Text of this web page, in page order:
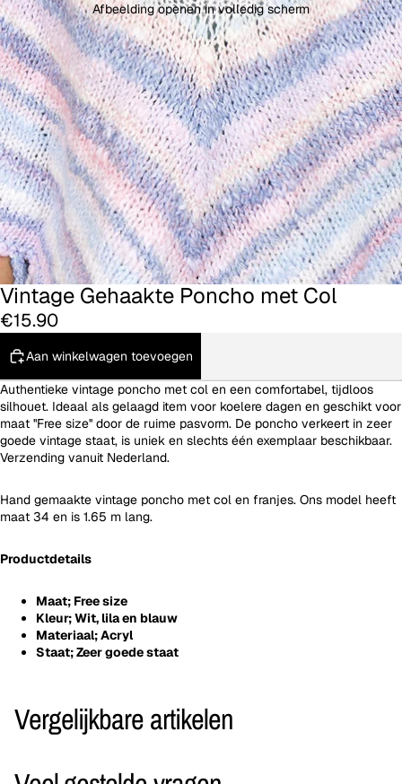
Afbeelding openen in volledig scherm
Vintage Gehaakte Poncho met Col
€15.90
Aan winkelwagen toevoegen
Authentieke vintage poncho met col en een comfortabel, tijdloos
silhouet. Ideaal als gelaagd item voor koelere dagen en geschikt voor
maat ''Free size'' door de ruime pasvorm. De poncho verkeert in zeer
goede vintage staat, is uniek en slechts één exemplaar beschikbaar.
Verzending vanuit Nederland.
Hand gemaakte vintage poncho met col en franjes. Ons model heeft
maat 34 en is 1.65 m lang.
Productdetails
Maat; Free size
Kleur; Wit, lila en blauw
Materiaal; Acryl
Staat; Zeer goede staat
Vergelijkbare artikelen